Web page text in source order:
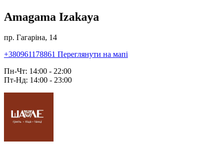
Amagama Izakaya
пр. Гагаріна, 14
+380961178861 Переглянути на мапі
Пн-Чт: 14:00 - 22:00
Пт-Нд: 14:00 - 23:00